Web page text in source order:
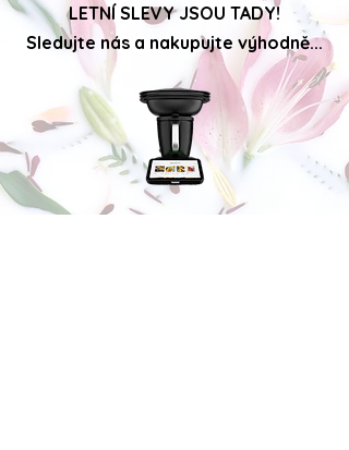
LETNÍ SLEVY JSOU TADY!
Sledujte nás a nakupujte výhodně...